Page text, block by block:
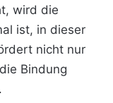
wird die
ist, in dieser
nicht nur
Bindung